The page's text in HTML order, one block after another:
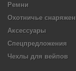
Ремни
Охотничье
Аксессуары
Спецпредложения
Чехлы для вейпов